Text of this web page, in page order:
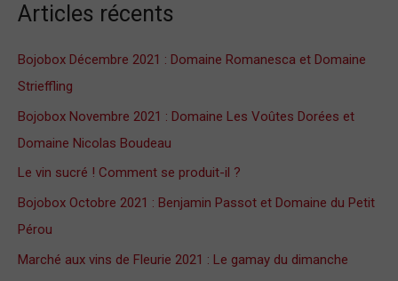
h
r
:
Articles récents
Bojobox Décembre 2021 : Domaine Romanesca et Domaine
Strieffling
Bojobox Novembre 2021 : Domaine Les Voûtes Dorées et
Domaine Nicolas Boudeau
Le vin sucré ! Comment se produit-il ?
Bojobox Octobre 2021 : Benjamin Passot et Domaine du Petit
Pérou
Marché aux vins de Fleurie 2021 : Le gamay du dimanche